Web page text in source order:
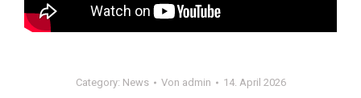
Category: News Von admin 14. April 2026